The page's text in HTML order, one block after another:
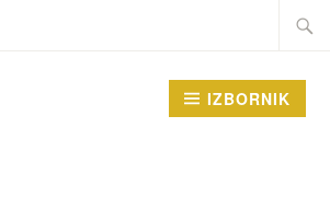
Traži:
IZBORNIK